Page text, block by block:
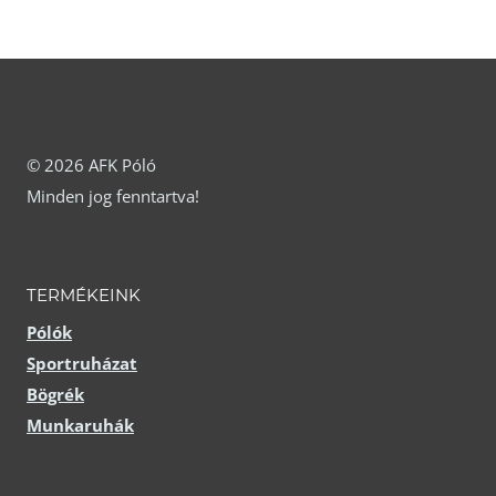
© 2026 AFK Póló
Minden jog fenntartva!
TERMÉKEINK
Pólók
Sportruházat
Bögrék
Munkaruhák